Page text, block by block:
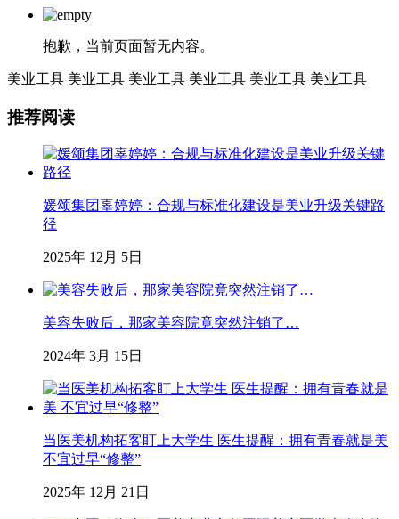
抱歉，当前页面暂无内容。
美业工具 美业工具 美业工具 美业工具 美业工具 美业工具
推荐阅读
媛颂集团辜婷婷：合规与标准化建设是美业升级关键路
径
2025年 12月 5日
美容失败后，那家美容院竟突然注销了…
2024年 3月 15日
当医美机构拓客盯上大学生 医生提醒：拥有青春就是美
不宜过早“修整”
2025年 12月 21日